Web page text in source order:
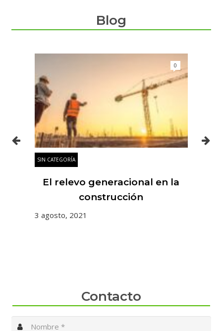
Blog
0
SIN CATEGORÍA
El relevo generacional en la
construcción
3 agosto, 2021
Contacto